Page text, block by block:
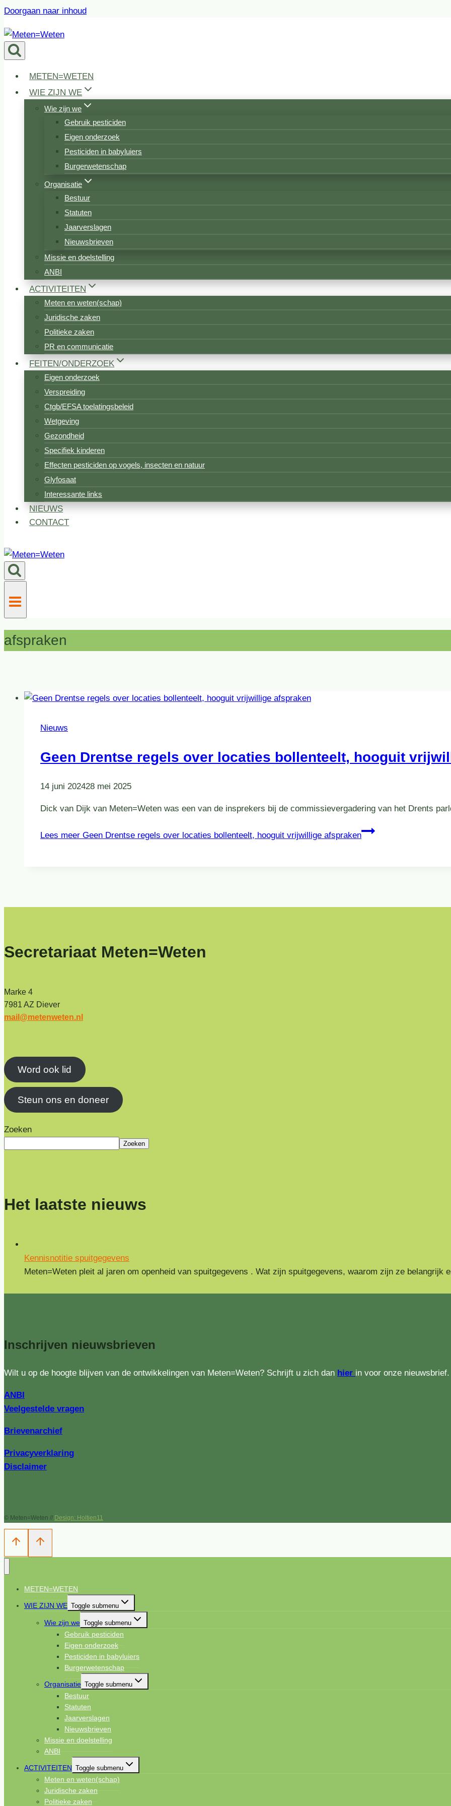
Doorgaan naar inhoud
METEN=WETEN
WIE ZIJN WE
Wie zijn we
Gebruik pesticiden
Eigen onderzoek
Pesticiden in babyluiers
Burgerwetenschap
Organisatie
Bestuur
Statuten
Jaarverslagen
Nieuwsbrieven
Missie en doelstelling
ANBI
ACTIVITEITEN
Meten en weten(schap)
Juridische zaken
Politieke zaken
PR en communicatie
FEITEN/ONDERZOEK
Eigen onderzoek
Verspreiding
Ctgb/EFSA toelatingsbeleid
Wetgeving
Gezondheid
Specifiek kinderen
Effecten pesticiden op vogels, insecten en natuur
Glyfosaat
Interessante links
NIEUWS
CONTACT
afspraken
Nieuws
Geen Drentse regels over locaties bollenteelt, hooguit
14 juni 202428 mei 2025
Dick van Dijk van Meten=Weten was een van de insprekers bij de commissievergadering van het Drents
Lees meer Geen Drentse regels over locaties bollenteelt, hooguit vrijwillige afspraken
Secretariaat Meten=Weten
Marke 4
7981 AZ Diever
mail@metenweten.nl
Word ook lid
Steun ons en doneer
Zoeken
Zoeken
Het laatste nieuws
Kennisnotitie spuitgegevens
Meten=Weten pleit al jaren om openheid van spuitgegevens . Wat zijn spuitgegevens, waarom zijn ze belangrijk
Inschrijven nieuwsbrieven
Wilt u op de hoogte blijven van de ontwikkelingen van Meten=Weten? Schrijft u zich dan hier in voor onze nieuwsbrief.
ANBI
Veelgestelde vragen
Brievenarchief
Privacyverklaring
Disclaimer
© Meten=Weten // Design: Holtien11
METEN=WETEN
WIE ZIJN WE Toggle submenu
Wie zijn we Toggle submenu
Gebruik pesticiden
Eigen onderzoek
Pesticiden in babyluiers
Burgerwetenschap
Organisatie Toggle submenu
Bestuur
Statuten
Jaarverslagen
Nieuwsbrieven
Missie en doelstelling
ANBI
ACTIVITEITEN Toggle submenu
Meten en weten(schap)
Juridische zaken
Politieke zaken